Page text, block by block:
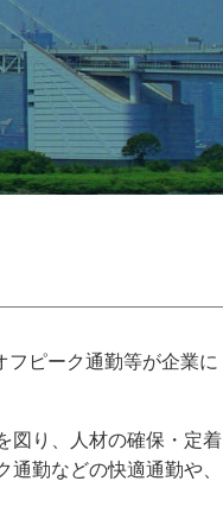
ピーク通勤等が企業に
図り、人材の確保・定着
勤などの快適通勤や、